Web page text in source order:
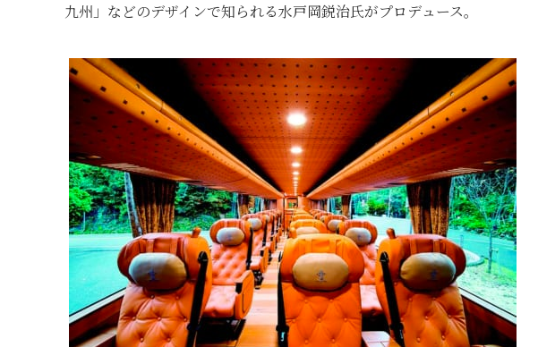
九州」などのデザインで知られる水戸岡鋭治氏がプロデュース。